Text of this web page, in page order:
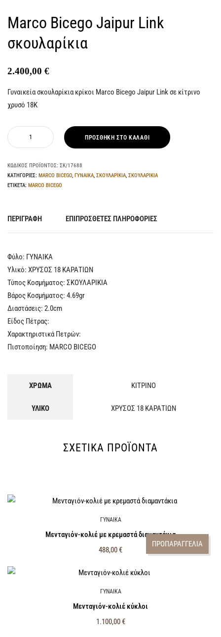
Marco Bicego Jaipur Link
σκουλαρίκια
2.400,00 €
Γυναικεία σκουλαρίκια κρίκοι Marco Bicego Jaipur Link σε κίτρινο
χρυσό 18Κ
ΠΡΟΣΘΉΚΗ ΣΤΟ ΚΑΛΆΘΙ
ΚΩΔΙΚΌΣ ΠΡΟΪΌΝΤΟΣ: ΣΚ/17688
ΚΑΤΗΓΟΡΊΕΣ: MARCO BICEGO, ΓΥΝΑΙΚΑ, ΣΚΟΥΛΑΡΙΚΙΑ, ΣΚΟΥΛΑΡΙΚΙΑ
ΕΤΙΚΈΤΑ: MARCO BICEGO
ΠΕΡΙΓΡΑΦΉ ΕΠΙΠΡΌΣΘΕΤΕΣ ΠΛΗΡΟΦΟΡΊΕΣ
Φύλο: ΓYNAIKA
Υλικό: ΧΡΥΣΟΣ 18 ΚΑΡΑΤΙΩΝ
Τύπος Κοσμήματος: ΣΚΟΥΛΑΡΙΚΙΑ
Βάρος Κοσμήματος: 4.69gr
Διαστάσεις: 2.0cm
Είδος Πέτρας:
Χαρακτηριστικά Πετρών:
Πιστοποίηση: MARCO BICEGO
ΧΡΩΜΑ ΚΙΤΡΙΝΟ
ΥΛΙΚΟ ΧΡΥΣΟΣ 18 ΚΑΡΑΤΙΩΝ
ΣΧΕΤΙΚΆ ΠΡΟΪΌΝΤΑ
ΠΡΟΠΑΡΑΓΓΕΛΙΑ
ΓΥΝΑΙΚΑ
Μενταγιόν-κολιέ με κρεμαστά διαμαντάκια
488,00€
ΓΥΝΑΙΚΑ
Μενταγιόν-κολιέ κύκλοι
1.100,00€